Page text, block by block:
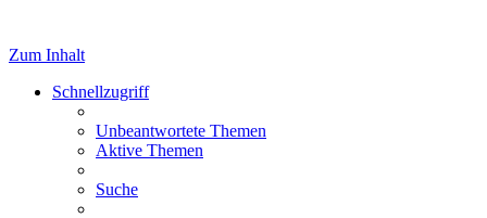
Zum Inhalt
Schnellzugriff
Unbeantwortete Themen
Aktive Themen
Suche